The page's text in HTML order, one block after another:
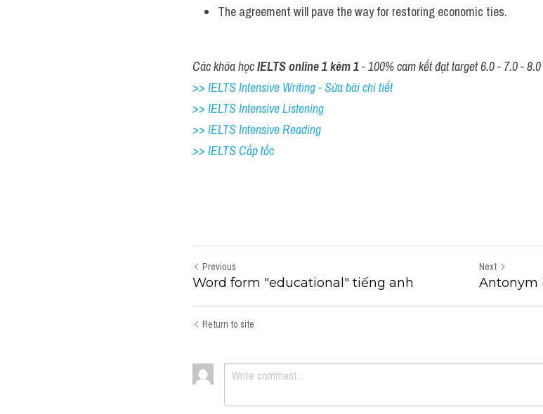
The agreement will pave the way for restoring economic ties.
Các khóa học IELTS online 1 kèm 1 - 100% cam kết đạt target 6.0 - 7.0 - 8.0
>> IELTS Intensive Writing - Sửa bài chi tiết
>> IELTS Intensive Listening
>> IELTS Intensive Reading
>> IELTS Cấp tốc
Previous
Word form "educational" tiếng anh
Next
Antonym
Return to site